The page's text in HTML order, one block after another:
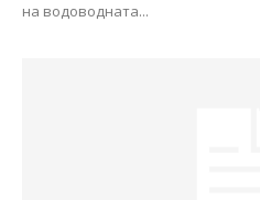
на водоводната...